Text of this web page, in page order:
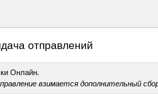
отправлений
Онлайн.
взимается дополнительный